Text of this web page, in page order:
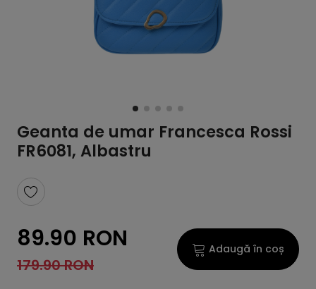
Geanta de umar Francesca Rossi
FR6081, Albastru
89.90 RON
179.90 RON
Adaugă în coș